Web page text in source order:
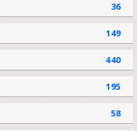
36
149
440
195
58